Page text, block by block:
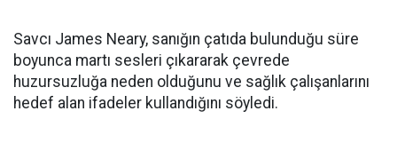
Savcı James Neary, sanığın çatıda bulunduğu süre
boyunca martı sesleri çıkararak çevrede
huzursuzluğa neden olduğunu ve sağlık çalışanlarını
hedef alan ifadeler kullandığını söyledi.